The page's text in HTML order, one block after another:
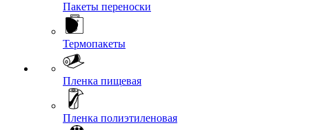
Пакеты переноски
Термопакеты
Пленка пищевая
Пленка полиэтиленовая